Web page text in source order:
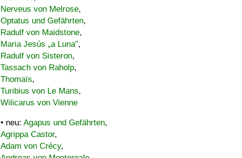
Nerveus von Melrose,
Optatus und Gefährten,
Radulf von Maidstone,
Maria Jesús „a Luna”,
Radulf von Sisteron,
Tassach von Raholp,
Thomaïs,
Turibius von Le Mans,
Wilicarus von Vienne
• neu: Agapus und Gefährten,
Agrippa Castor,
Adam von Crécy,